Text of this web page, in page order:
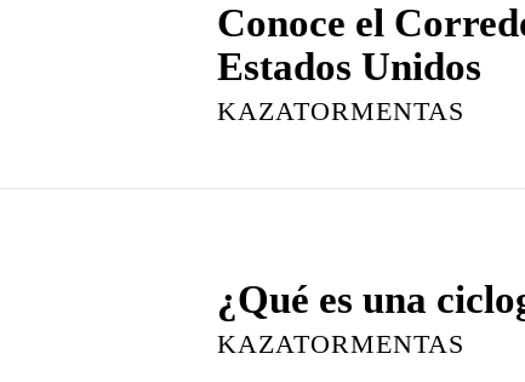
Conoce el
Estados Unidos
KAZATORMENTAS
¿Qué es una
KAZATORMENTAS